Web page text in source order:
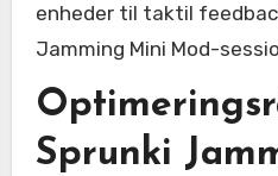
enheder til taktil
Jamming Mini Mod-
Sprunki